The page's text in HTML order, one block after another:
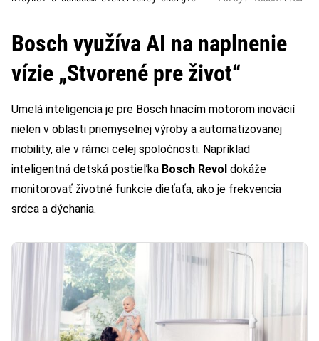
Bosch využíva AI na naplnenie
vízie „Stvorené pre život“
Umelá inteligencia je pre Bosch hnacím motorom inovácií
nielen v oblasti priemyselnej výroby a automatizovanej
mobility, ale v rámci celej spoločnosti. Napríklad
inteligentná detská postieľka Bosch Revol dokáže
monitorovať životné funkcie dieťaťa, ako je frekvencia
srdca a dýchania.